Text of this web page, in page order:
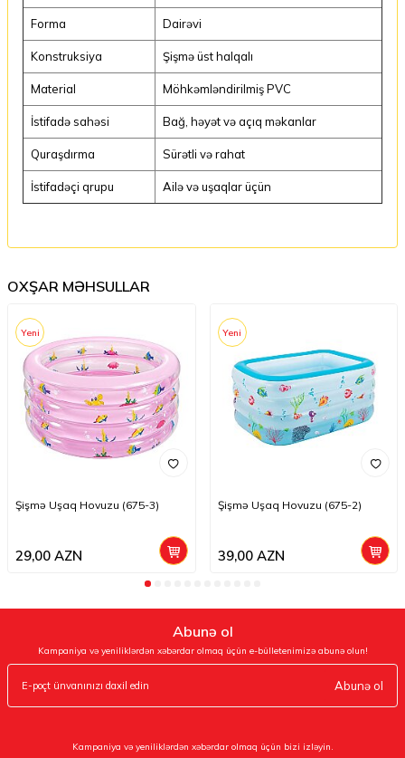
Forma Dairəvi
Konstruksiya Şişmə üst halqalı
Material Möhkəmləndirilmiş PVC
İstifadə sahəsi Bağ, həyət və açıq məkanlar
Quraşdırma Sürətli və rahat
İstifadəçi qrupu Ailə və uşaqlar üçün
OXŞAR MƏHSULLAR
Yeni
Şişmə Uşaq Hovuzu (675-3)
29,00 AZN
Yeni
Şişmə Uşaq Hovuzu (675-2)
39,00AZN
Abunə ol
Kampaniya və yeniliklərdən xəbərdar olmaq üçün e-bülletenimizə abunə olun!
Abunə ol
Kampaniya və yeniliklərdən xəbərdar olmaq üçün bizi izləyin.